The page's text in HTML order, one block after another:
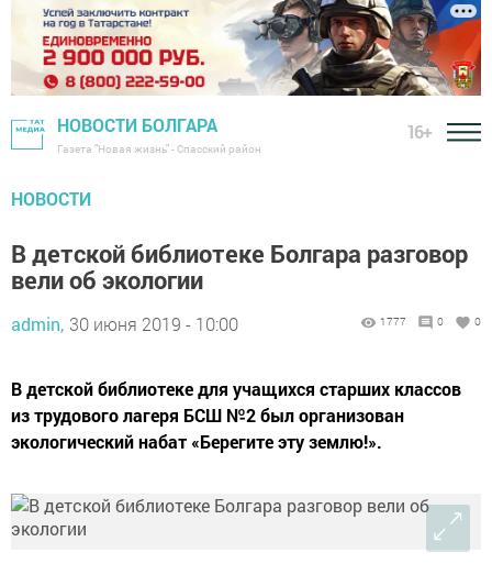
НОВОСТИ БОЛГАРА
Газета "Новая жизнь" - Спасский район
16+
НОВОСТИ
В детской библиотеке Болгара разговор
вели об экологии
admin, 30 июня 2019 - 10:00 1777 0 0
​​​​​​​В детской библиотеке для учащихся старших классов
из трудового лагеря БСШ №2 был организован
экологический набат «Берегите эту землю!».